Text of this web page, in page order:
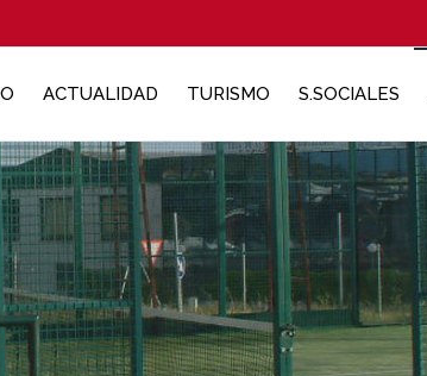
ACTUALIDAD TURISMO S.SOCIALES